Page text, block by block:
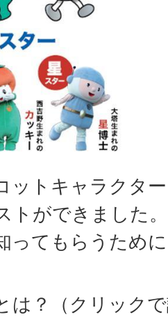
ットキャラクタ
トができました
ってもらうため
は？（クリック